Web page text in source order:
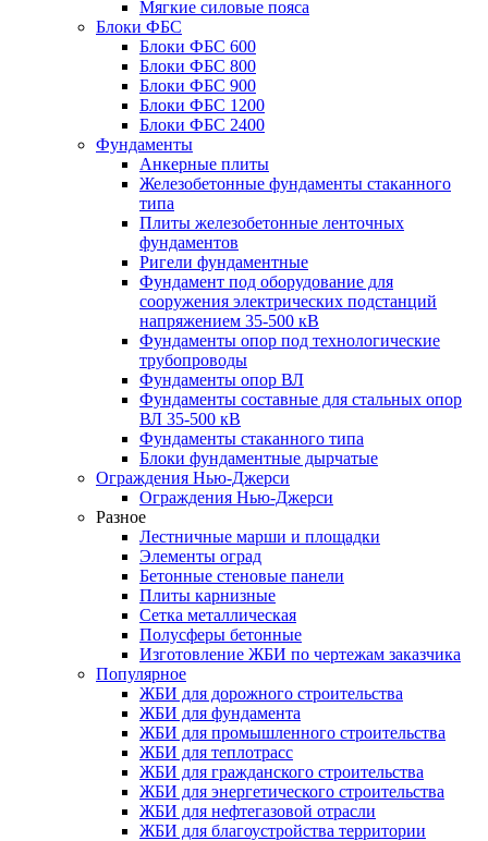
Мягкие силовые пояса
Блоки ФБС
Блоки ФБС 600
Блоки ФБС 800
Блоки ФБС 900
Блоки ФБС 1200
Блоки ФБС 2400
Фундаменты
Анкерные плиты
Железобетонные фундаменты стаканного
типа
Плиты железобетонные ленточных
фундаментов
Ригели фундаментные
Фундамент под оборудование для
сооружения электрических подстанций
напряжением 35-500 кВ
Фундаменты опор под технологические
трубопроводы
Фундаменты опор ВЛ
Фундаменты составные для стальных опор
ВЛ 35-500 кВ
Фундаменты стаканного типа
Блоки фундаментные дырчатые
Ограждения Нью-Джерси
Ограждения Нью-Джерси
Разное
Лестничные марши и площадки
Элементы оград
Бетонные стеновые панели
Плиты карнизные
Сетка металлическая
Полусферы бетонные
Изготовление ЖБИ по чертежам заказчика
Популярное
ЖБИ для дорожного строительства
ЖБИ для фундамента
ЖБИ для промышленного строительства
ЖБИ для теплотрасс
ЖБИ для гражданского строительства
ЖБИ для энергетического строительства
ЖБИ для нефтегазовой отрасли
ЖБИ для благоустройства территории